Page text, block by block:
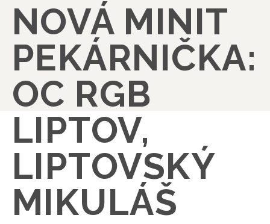
NOVÁ MINIT
PEKÁRNIČKA:
OC RGB
LIPTOV,
LIPTOVSKÝ
MIKULÁŠ